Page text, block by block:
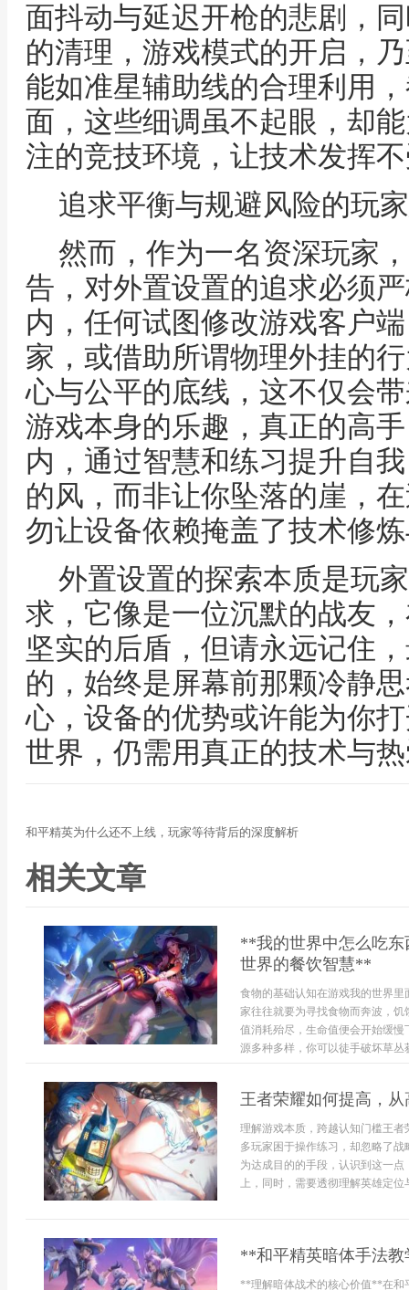
面抖动与延迟开枪的悲剧，
的清理，游戏模式的开启，
能如准星辅助线的合理利用
面，这些细调虽不起眼，却
注的竞技环境，让技术发挥
追求平衡与规避风险的玩
然而，作为一名资深玩家
告，对外置设置的追求必须
内，任何试图修改游戏客户
家，或借助所谓物理外挂的
心与公平的底线，这不仅会
游戏本身的乐趣，真正的高
内，通过智慧和练习提升自
的风，而非让你坠落的崖，
勿让设备依赖掩盖了技术修
外置设置的探索本质是玩
求，它像是一位沉默的战友
坚实的后盾，但请永远记住
的，始终是屏幕前那颗冷静
心，设备的优势或许能为你
世界，仍需用真正的技术与
和平精英为什么还不上线，玩家等待背后的深度解析
相关文章
**我的世界中怎么吃
世界的餐饮智慧**
食物的基础认知在游戏我的世界
家往往就要为寻找食物而奔波，
值消耗殆尽，生命值便会开始缓
源多种多样，你可以徒手破坏草
王者荣耀如何提高，
理解游戏本质，跨越认知门槛王
多玩家困于操作练习，却忽略了
为达成目的的手段，认识到这一
上，同时，需要透彻理解英雄定位
**和平精英暗体手法
**理解暗体战术的核心价值**在和